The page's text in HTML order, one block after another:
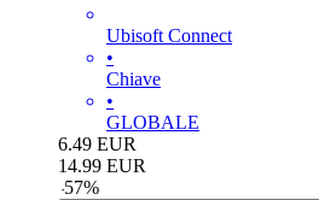
Ubisoft Connect
•
Chiave
•
GLOBALE
6.49 EUR
14.99 EUR
-57%